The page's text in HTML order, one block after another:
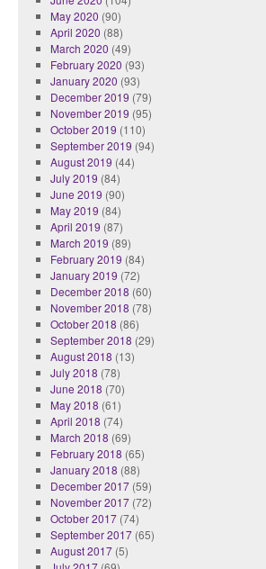
May 2020 (90)
April 2020 (88)
March 2020 (49)
February 2020 (93)
January 2020 (93)
December 2019 (79)
November 2019 (95)
October 2019 (110)
September 2019 (94)
August 2019 (44)
July 2019 (84)
June 2019 (90)
May 2019 (84)
April 2019 (87)
March 2019 (89)
February 2019 (84)
January 2019 (72)
December 2018 (60)
November 2018 (78)
October 2018 (86)
September 2018 (29)
August 2018 (13)
July 2018 (78)
June 2018 (70)
May 2018 (61)
April 2018 (74)
March 2018 (69)
February 2018 (65)
January 2018 (88)
December 2017(59)
November 2017(72)
October 2017(74)
September 2017(65)
August 2017(5)